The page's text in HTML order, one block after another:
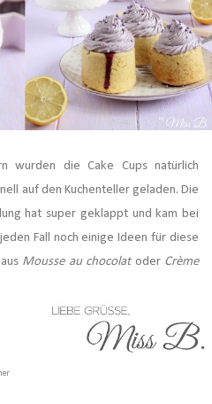
wurden die Cake Cups natürlich
auf den Kuchenteller geladen. Die
hat super geklappt und kam bei
Fall noch einige Ideen für diese
Mousse au chocolatoder Crème